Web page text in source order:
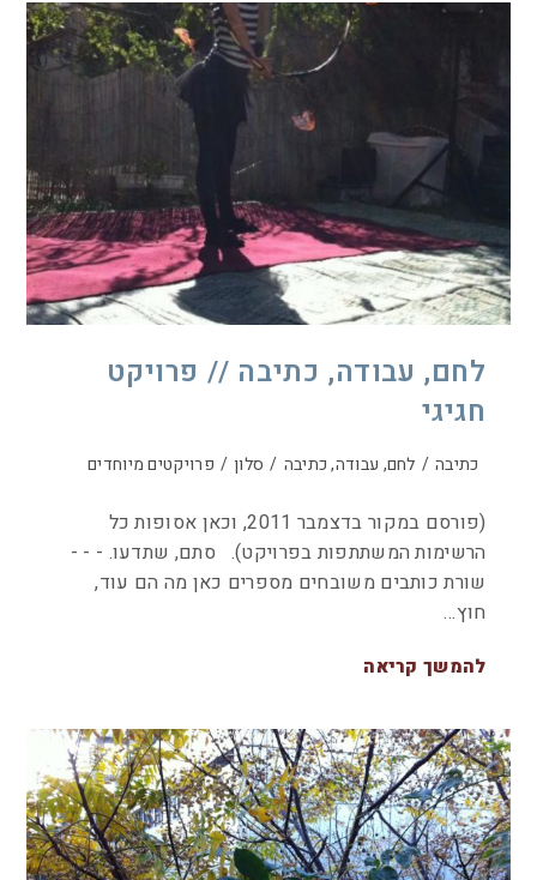
לחם, עבודה, כתיבה // פרויקט
חגיגי
כתיבה / לחם, עבודה, כתיבה / סלון / פרויקטים מיוחדים
(פורסם במקור בדצמבר 2011, וכאן אסופות כל
הרשימות המשתתפות בפרויקט). סתם, שתדעו. - - -
שורת כותבים משובחים מספרים כאן מה הם עוד,
חוץ…
להמשך קריאה